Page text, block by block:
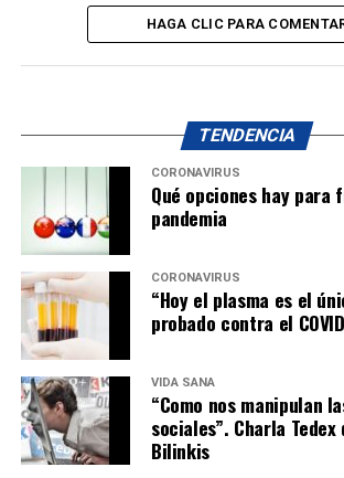
HAGA CLIC PARA
TENDENCIA
CORONAVIRUS
Qué opciones hay para
pandemia
CORONAVIRUS
“Hoy el plasma es el
probado contra el
VIDA SANA
“Como nos manipulan
sociales”. Charla
Bilinkis